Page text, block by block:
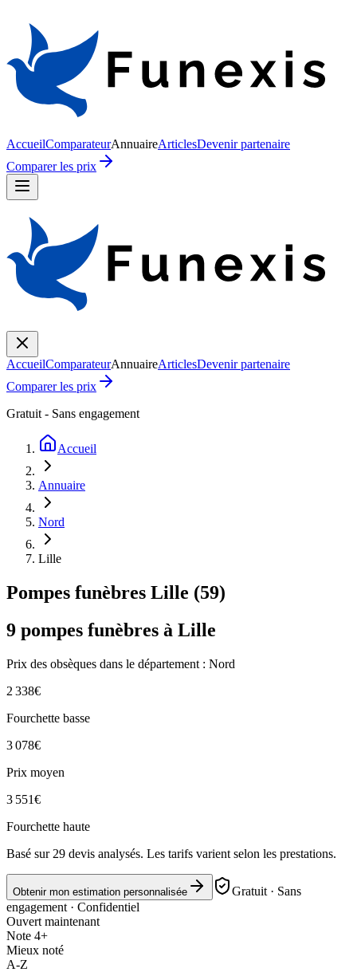
AccueilComparateurAnnuaireArticlesDevenir partenaire
Comparer les prix
AccueilComparateurAnnuaireArticlesDevenir partenaire
Comparer les prix
Gratuit - Sans engagement
Accueil
Annuaire
Nord
Lille
Pompes funèbres Lille (59)
9 pompes funèbres à Lille
Prix des obsèques dans le département : Nord
2 338€
Fourchette basse
3 078€
Prix moyen
3 551€
Fourchette haute
Basé sur 29 devis analysés. Les tarifs varient selon les prestations.
Obtenir mon estimation personnalisée
Gratuit · Sans
engagement · Confidentiel
Ouvert maintenant
Note 4+
Mieux noté
A-Z